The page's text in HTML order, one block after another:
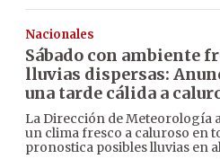
Nacionales
Sábado con ambiente
lluvias dispersas:
una tarde cálida a
La Dirección de Meteorología
un clima fresco a caluroso en
pronostica posibles lluvias en